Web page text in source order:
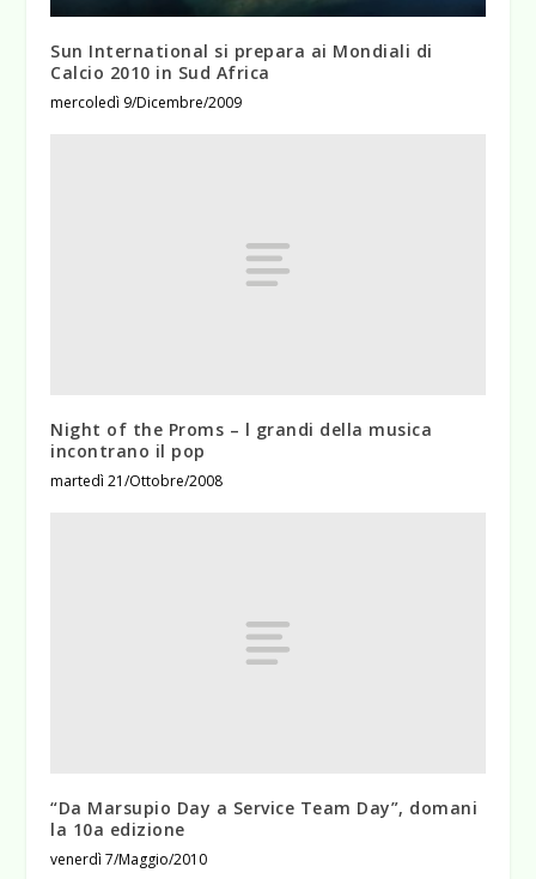
Sun International si prepara ai Mondiali di
Calcio 2010 in Sud Africa
mercoledì 9/Dicembre/2009
Night of the Proms – l grandi della musica
incontrano il pop
martedì 21/Ottobre/2008
“Da Marsupio Day a Service Team Day”, domani
la 10a edizione
venerdì 7/Maggio/2010